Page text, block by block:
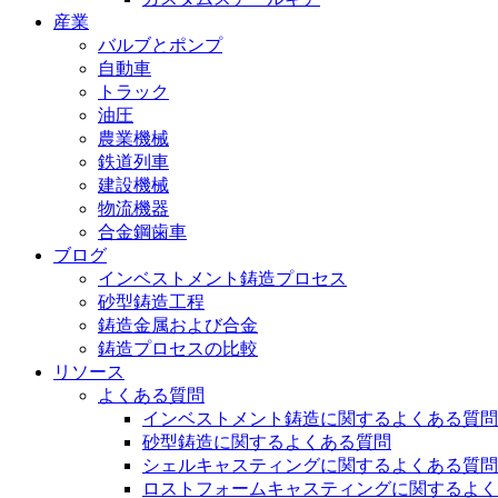
産業
バルブとポンプ
自動車
トラック
油圧
農業機械
鉄道列車
建設機械
物流機器
合金鋼歯車
ブログ
インベストメント鋳造プロセス
砂型鋳造工程
鋳造金属および合金
鋳造プロセスの比較
リソース
よくある質問
インベストメント鋳造に関するよくある質問
砂型鋳造に関するよくある質問
シェルキャスティングに関するよくある質問
ロストフォームキャスティングに関するよ